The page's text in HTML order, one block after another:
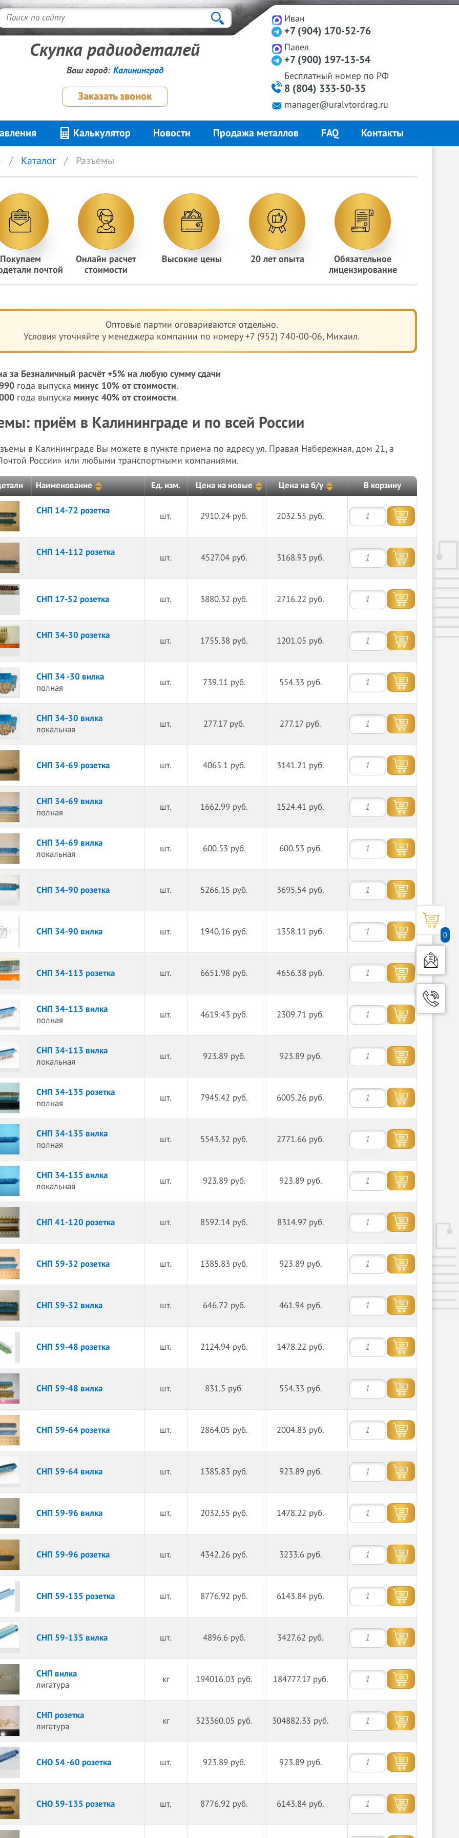
Иван
+7 (904) 170-52-76
Павел
+7 (900) 197-13-54
Бесплатный номер по РФ
8 (804) 333-50-35
manager@uralvtordrag.ru
Скупка радиодеталей
Ваш город: Калининград
Заказать звонок
0
Калькулятор Новости Продажа металлов FAQ Контакты
Каталог Разъемы
Покупаем
почтой
Онлайн расчет
стоимости
Высокие цены 20 лет опыта
Обязательное
лицензирование
Оптовые партии оговариваются отдельно.
Условия уточняйте у менеджера компании по номеру +7 (952) 740-00-06, Михаил.
за Безналичный расчёт +5% на любую сумму сдачи
года выпуска минус 10% от стоимости.
года выпуска минус 40% от стоимости.
приём в Калининграде и по всей России
в Калининграде Вы можете в пункте приема по адресу ул. Правая Набережная, дом 21, а
России» или любыми транспортными компаниями.
Наименование Ед. изм. Цена на новые Цена на б/у В корзину
СНП 14-72 розетка
шт. 2910.24 руб. 2032.55 руб.
СНП 14-112 розетка
шт. 4527.04 руб. 3168.93 руб.
СНП 17-52 розетка шт. 3880.32 руб. 2716.22 руб.
СНП 34-30 розетка
шт. 1755.38 руб. 1201.05 руб.
СНП 34 -30 вилка
полная
шт. 739.11 руб. 554.33 руб.
СНП 34-30 вилка
локальная
шт. 277.17 руб. 277.17 руб.
СНП 34-69 розетка шт. 4065.1 руб. 3141.21 руб.
СНП 34-69 вилка
полная
шт. 1662.99 руб. 1524.41 руб.
СНП 34-69 вилка
локальная
шт. 600.53 руб. 600.53 руб.
СНП 34-90 розетка шт. 5266.15 руб. 3695.54 руб.
СНП 34-90 вилка шт. 1940.16 руб. 1358.11 руб.
СНП 34-113 розетка шт. 6651.98 руб. 4656.38 руб.
СНП 34-113 вилка
полная
шт. 4619.43 руб. 2309.71 руб.
СНП 34-113 вилка
локальная
шт. 923.89 руб. 923.89 руб.
СНП 34-135 розетка
полная
шт. 7945.42 руб. 6005.26 руб.
СНП 34-135 вилка
полная
шт. 5543.32 руб. 2771.66 руб.
СНП 34-135 вилка
локальная
шт. 923.89 руб. 923.89 руб.
СНП 41-120 розетка шт. 8592.14 руб. 8314.97 руб.
СНП 59-32 розетка шт. 1385.83 руб. 923.89 руб.
СНП 59-32 вилка шт. 646.72 руб. 461.94 руб.
СНП 59-48 розетка шт. 2124.94 руб. 1478.22 руб.
СНП 59-48 вилка шт. 831.5 руб. 554.33 руб.
СНП 59-64 розетка шт. 2864.05 руб. 2004.83 руб.
СНП 59-64 вилка шт. 1385.83 руб. 923.89 руб.
СНП 59-96 вилка шт. 2032.55 руб. 1478.22 руб.
СНП 59-96 розетка шт. 4342.26 руб. 3233.6 руб.
СНП 59-135 розетка шт. 8776.92 руб. 6143.84 руб.
СНП 59-135 вилка шт. 4896.6 руб. 3427.62 руб.
СНП вилка
лигатура
кг 194016.03 руб. 184777.17 руб.
СНП розетка
лигатура
кг 323360.05 руб. 304882.33 руб.
СНО 54 -60 розетка шт. 923.89 руб. 923.89 руб.
СНО 59-135 розетка шт. 8776.92 руб. 6143.84 руб.